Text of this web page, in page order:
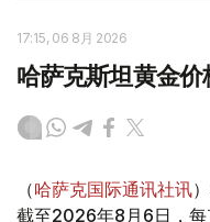
17:15, 06 8月 2026
哈萨克斯坦黄金
（哈萨克国际通讯社讯
截至2026年8月6日，每